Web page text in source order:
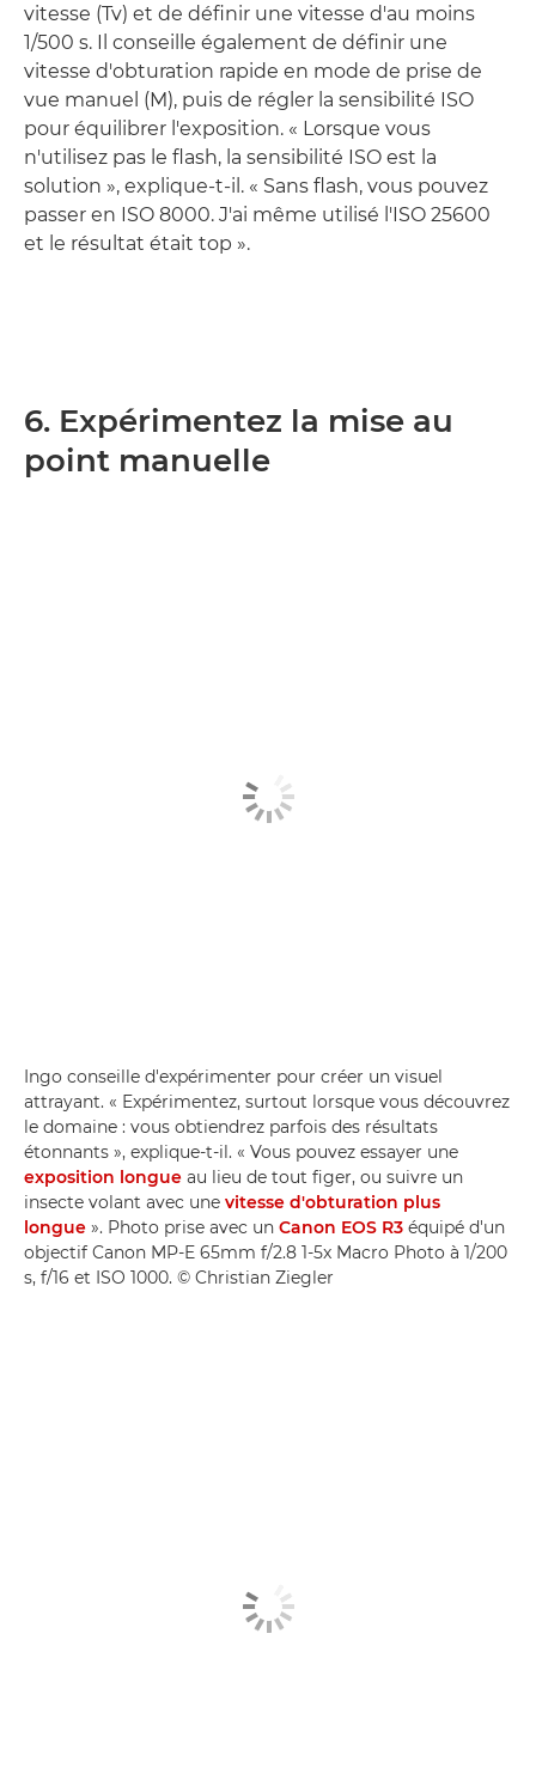
vitesse (Tv) et de définir une vitesse d'au moins
1/500 s. Il conseille également de définir une
vitesse d'obturation rapide en mode de prise de
vue manuel (M), puis de régler la sensibilité ISO
pour équilibrer l'exposition. « Lorsque vous
n'utilisez pas le flash, la sensibilité ISO est la
solution », explique-t-il. « Sans flash, vous pouvez
passer en ISO 8000. J'ai même utilisé l'ISO 25600
et le résultat était top ».
6. Expérimentez la mise au
point manuelle
Ingo conseille d'expérimenter pour créer un visuel
attrayant. « Expérimentez, surtout lorsque vous découvrez
le domaine : vous obtiendrez parfois des résultats
étonnants », explique-t-il. « Vous pouvez essayer une
exposition longue au lieu de tout figer, ou suivre un
insecte volant avec une vitesse d'obturation plus
longue ». Photo prise avec un Canon EOS R3 équipé d'un
objectif Canon MP-E 65mm f/2.8 1-5x Macro Photo à 1/200
s, f/16 et ISO 1000. © Christian Ziegler